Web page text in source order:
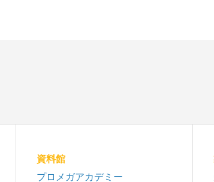
資料館
プロメガアカデミー